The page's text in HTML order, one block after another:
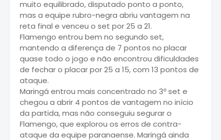
muito equilibrado, disputado ponto a ponto,
mas a equipe rubro-negra abriu vantagem na
reta final e venceu o set por 25 a 21.
Flamengo entrou bem no segundo set,
mantendo a diferença de 7 pontos no placar
quase todo o jogo e não encontrou dificuldades
de fechar o placar por 25 a 15, com 13 pontos de
ataque.
Maringá entrou mais concentrado no 3º set e
chegou a abrir 4 pontos de vantagem no início
da partida, mas não conseguiu segurar o
Flamengo, que explorou os erros de contra-
ataque da equipe paranaense. Maringá ainda